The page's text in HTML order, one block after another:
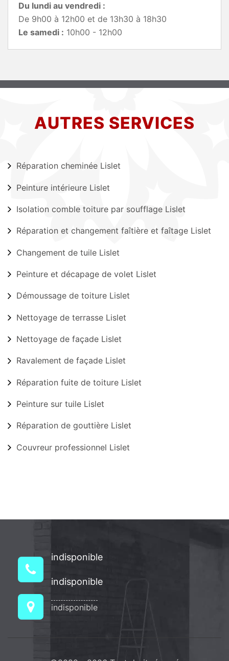
Du lundi au vendredi :
De 9h00 à 12h00 et de 13h30 à 18h30
Le samedi : 10h00 - 12h00
AUTRES SERVICES
Réparation cheminée Lislet
Peinture intérieure Lislet
Isolation comble toiture par soufflage Lislet
Réparation et changement faîtière et faîtage Lislet
Changement de tuile Lislet
Peinture et décapage de volet Lislet
Démoussage de toiture Lislet
Nettoyage de terrasse Lislet
Nettoyage de façade Lislet
Ravalement de façade Lislet
Réparation fuite de toiture Lislet
Peinture sur tuile Lislet
Réparation de gouttière Lislet
Couvreur professionnel Lislet
indisponible
indisponible
indisponible